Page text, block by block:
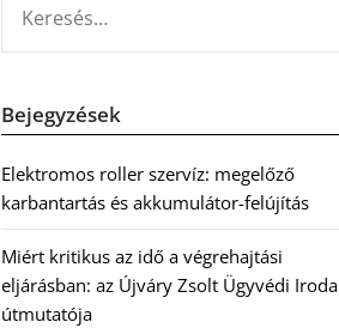
Bejegyzések
Elektromos roller szervíz: megelőző
karbantartás és akkumulátor-felújítás
Miért kritikus az idő a végrehajtási
eljárásban: az Újváry Zsolt Ügyvédi Iroda
útmutatója